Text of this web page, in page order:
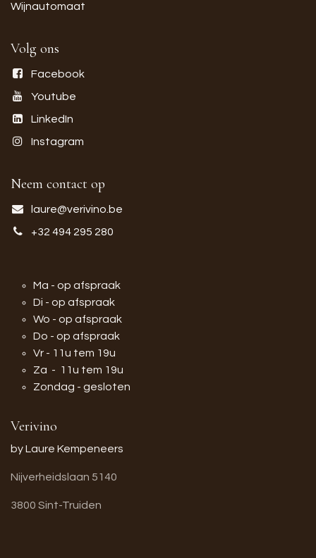
Wijnautomaat
Volg ons
Facebook
Youtube
LinkedIn
Instagram
Neem contact op
laure@verivino.be
+32 494 295 280
Ma - op afspraak
Di - op afspraak
Wo - op afspraak
Do - op afspraak
Vr - 11u tem 19u
Za - 11u tem 19u
Zondag - gesloten
Verivino
by Laure Kempeneers
Nijverheidslaan 5140
3800 Sint-Truiden